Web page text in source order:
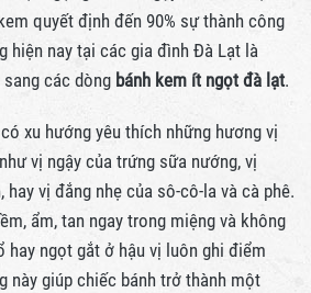
quyết định đến 90% sự thành công
hiện nay tại các gia đình Đà Lạt là
các dòng bánh kem ít ngọt đà lạt.
xu hướng yêu thích những hương vị
vị ngậy của trứng sữa nướng, vị
hay vị đắng nhẹ của sô-cô-la và cà phê.
ẩm, tan ngay trong miệng và không
hay ngọt gắt ở hậu vị luôn ghi điểm
này giúp chiếc bánh trở thành một